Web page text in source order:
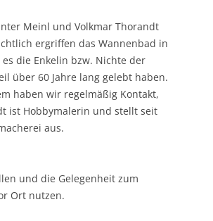
Meinl und Volkmar Thorandt
ergriffen das Wannenbad in
die Enkelin bzw. Nichte der
über 60 Jahre lang gelebt haben.
haben wir regelmäßig Kontakt,
ist Hobbymalerin und stellt seit
aus.
und die Gelegenheit zum
Ort nutzen.